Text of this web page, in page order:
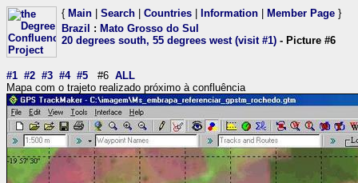
{ Main Search Countries Information Member Page }
Brazil
: Mato Grosso do Sul
20 degrees south, 55 degrees west (visit #1) - Picture #6
#1 #2 #3 #4 #5 #6 ALL
Mapa com o trajeto realizado próximo à confluência